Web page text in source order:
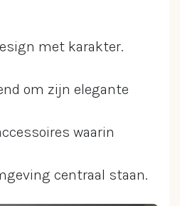
met karakter.
om zijn elegante
waarin
centraal staan.